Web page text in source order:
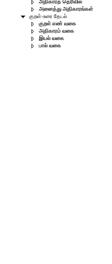
அதிகாரத் தெரிவில்
அனைத்து அதிகாரங்கள்
குறள்-உரை தேடல்
குறள் எண் வகை
அதிகாரம் வகை
இயல் வகை
பால் வகை